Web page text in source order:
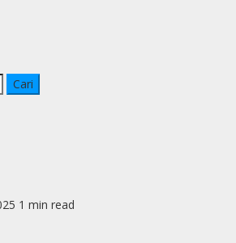
1 min read